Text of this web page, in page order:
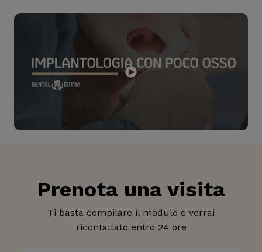
Prenota una visita
Ti basta compilare il modulo e verrai
ricontattato entro 24 ore